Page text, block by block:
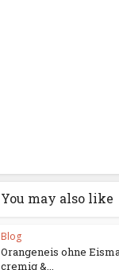
You may also like
Blog
Orangeneis ohne
cremig &...